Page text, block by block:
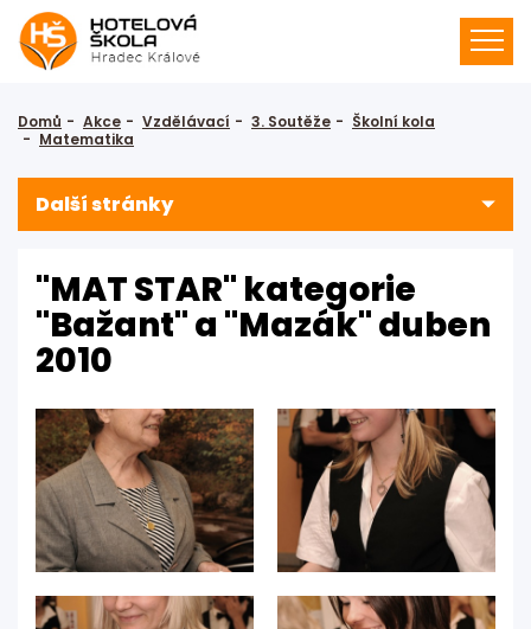
Domů Akce Vzdělávací 3. Soutěže
Školní kola
Matematika
Další stránky
"MAT STAR" kategorie
"Bažant" a "Mazák" duben
2010